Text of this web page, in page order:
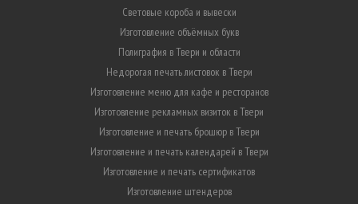
Световые короба и вывески
Изготовление объёмных букв
Полиграфия в Твери и области
Недорогая печать листовок в Твери
Изготовление меню для кафе и ресторанов
Изготовление рекламных визиток в Твери
Изготовление и печать брошюр в Твери
Изготовление и печать календарей в Твери
Изготовление и печать сертификатов
Изготовление штендеров